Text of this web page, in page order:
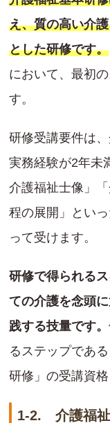
え、質の高い介
とした研修です。
において、最初
す。
研修受講要件は
実務経験が2年未
介護福祉士像」
程の展開」とい
って受けます。
研修で得られる
ての介護を念頭
践する技量です。
るステップであ
研修」の受講資格
1-2. 介護福祉